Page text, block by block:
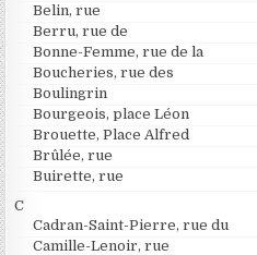
Belin, rue
Berru, rue de
Bonne-Femme, rue de la
Boucheries, rue des
Boulingrin
Bourgeois, place Léon
Brouette, Place Alfred
Brûlée, rue
Buirette, rue
C
Cadran-Saint-Pierre, rue du
Camille-Lenoir, rue